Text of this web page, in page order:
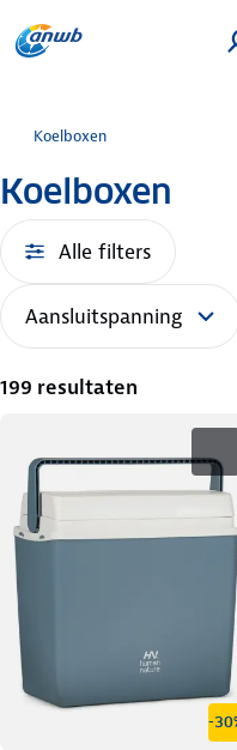
Koelboxen
Koelboxen
Alle filters
Aansluitspanning
199 resultaten
-